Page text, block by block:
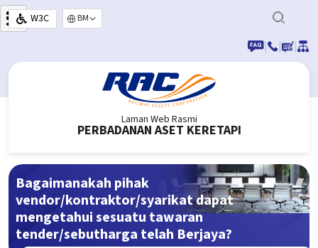
Langkau ke kandungan utama
W3C
Select your language
|
| |
Laman Web Rasmi
PERBADANAN ASET KERETAPI
Bagaimanakah pihak
vendor/kontraktor/syarikat dapat
mengetahui sesuatu tawaran
tender/sebutharga telah Berjaya?